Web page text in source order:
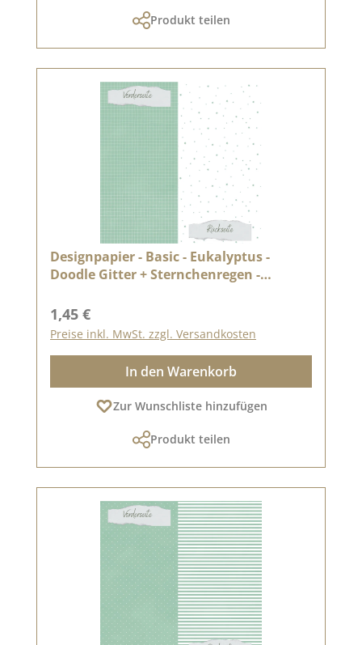
Produkt teilen
Designpapier - Basic - Eukalyptus -
Doodle Gitter + Sternchenregen -
Regulärer Preis:
1,45 €
Preise inkl. MwSt. zzgl. Versandkosten
In den Warenkorb
Zur Wunschliste hinzufügen
Produkt teilen